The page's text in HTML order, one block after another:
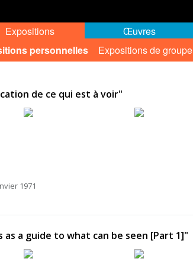
Expositions
personnelles Expositions de groupe
Œuvres
de ce qui est à voir"
1971
a guide to what can be seen [Part 1]"